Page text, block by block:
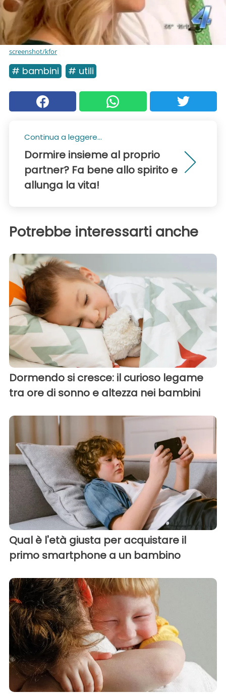
screenshot/kfor
# bambini # utili
Continua a leggere...
Dormire insieme al proprio
partner? Fa bene allo spirito e
allunga la vita!
Potrebbe interessarti anche
Dormendo si cresce: il curioso legame
tra ore di sonno e altezza nei bambini
Qual è l'età giusta per acquistare il
primo smartphone a un bambino